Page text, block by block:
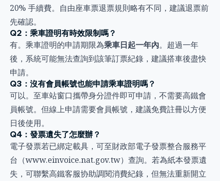
20% 手續費。自由座車票退票規則略有不同，建議退票前
先確認。
Q2：乘車證明有時效限制嗎？
有。乘車證明的申請期限為乘車日起一年內。超過一年
後，系統可能無法查詢到該筆訂票紀錄，建議搭車後盡快
申請。
Q3：沒有會員帳號也能申請乘車證明嗎？
可以。至車站窗口攜帶身分證件即可申請，不需要高鐵會
員帳號。但線上申請需要會員帳號，建議免費註冊以方便
日後使用。
Q4：發票遺失了怎麼辦？
電子發票若已綁定載具，可至財政部電子發票整合服務平
台（www.einvoice.nat.gov.tw）查詢。若為紙本發票遺
失，可聯繫高鐵客服协助調閱消費紀錄，但無法重新開立